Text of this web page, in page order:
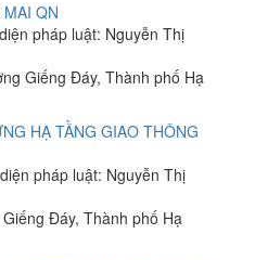
QN
pháp luật: Nguyễn Thị
Giếng Đáy, Thành phố Hạ
HẠ TẦNG GIAO THÔNG
pháp luật: Nguyễn Thị
Đáy, Thành phố Hạ